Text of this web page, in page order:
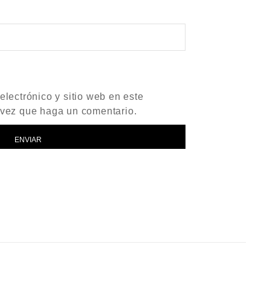
y sitio web en este
que haga un comentario.